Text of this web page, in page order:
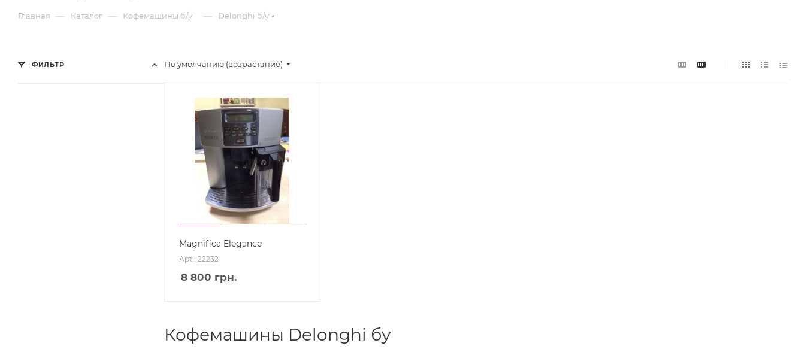
Главная — Каталог — Кофемашины б/у — Delonghi б/у
По умолчанию (возрастание)
Magnifica Elegance
Арт.: 22232
8 800 грн.
Кофемашины Delonghi бу
ФИЛЬТР